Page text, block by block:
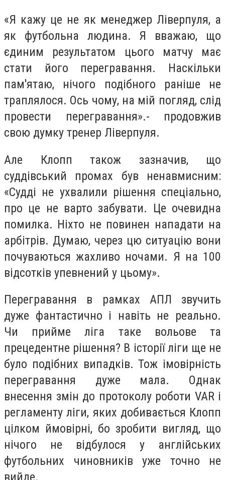
«Я кажу це не як менеджер Ліверпуля, а
як футбольна людина. Я вважаю, що
єдиним результатом цього матчу має
стати його перегравання. Наскільки
пам'ятаю, нічого подібного раніше не
траплялося. Ось чому, на мій погляд, слід
провести перегравання».- продовжив
свою думку тренер Ліверпуля.
Але Клопп також зазначив, що
суддівський промах був ненавмисним:
«Судді не ухвалили рішення спеціально,
про це не варто забувати. Це очевидна
помилка. Ніхто не повинен нападати на
арбітрів. Думаю, через цю ситуацію вони
почуваються жахливо ночами. Я на 100
відсотків упевнений у цьому».
Перегравання в рамках АПЛ звучить
дуже фантастично і навіть не реально.
Чи прийме ліга таке вольове та
прецедентне рішення? В історії ліги ще не
було подібних випадків. Тож імовірність
перегравання дуже мала. Однак
внесення змін до протоколу роботи VAR і
регламенту ліги, яких добивається Клопп
цілком ймовірні, бо зробити вигляд, що
нічого не відбулося у англійських
футбольних чиновників уже точно не
вийде.